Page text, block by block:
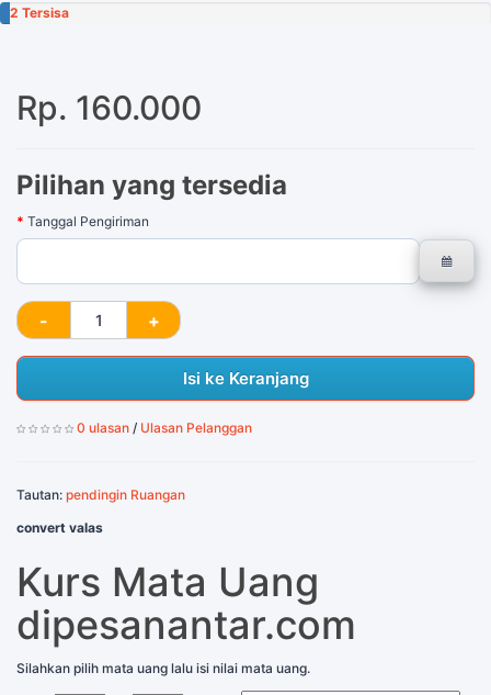
2 Tersisa
Rp. 160.000
Pilihan yang tersedia
Tanggal Pengiriman
Isi ke Keranjang
0 ulasan / Ulasan Pelanggan
Tautan: pendingin Ruangan
convert valas
Kurs Mata Uang
dipesanantar.com
Silahkan pilih mata uang lalu isi nilai mata uang.